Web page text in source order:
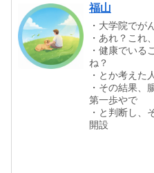
福山
・大学院でが
・あれ？これ
・健康でいる
ね？
・とか考えた
・その結果、
第一歩やで
・と判断し、
開設